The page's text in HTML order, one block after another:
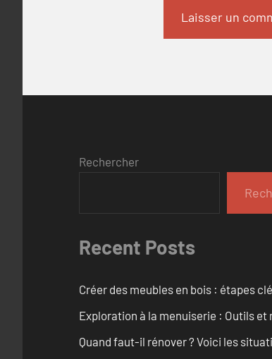
Rechercher
Recent Posts
Créer des meubles en bois : étapes
Exploration à la menuiserie : Outils et
Quand faut-il rénover ? Voici les